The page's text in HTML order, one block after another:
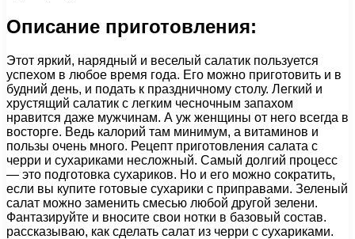
Описание приготовления:
Этот яркий, нарядный и веселый салатик пользуется
успехом в любое время года. Его можно приготовить и в
будний день, и подать к праздничному столу. Легкий и
хрустящий салатик с легким чесночным запахом
нравится даже мужчинам. А уж женщины от него всегда в
восторге. Ведь калорий там минимум, а витаминов и
пользы очень много. Рецепт приготовления салата с
черри и сухариками несложный. Самый долгий процесс
— это подготовка сухариков. Но и его можно сократить,
если вы купите готовые сухарики с приправами. Зеленый
салат можно заменить смесью любой другой зелени.
Фантазируйте и вносите свои нотки в базовый состав.
рассказываю, как сделать салат из черри с сухариками.